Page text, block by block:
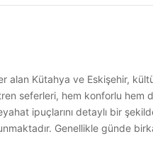
alan Kütahya ve Eskişehir,
seferleri, hem konforlu hem
ipuçlarını detaylı bir
Genellikle günde